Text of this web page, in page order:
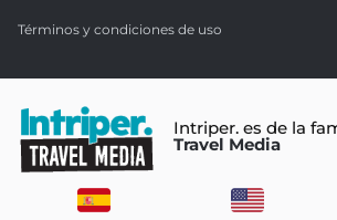
Términos y condiciones de uso
Intriper. es de la
Travel Media